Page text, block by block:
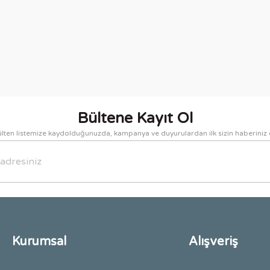
Bültene Kayıt Ol
listemize kaydolduğunuzda, kampanya ve duyurulardan ilk sizin haberiniz
Kurumsal Alışveriş